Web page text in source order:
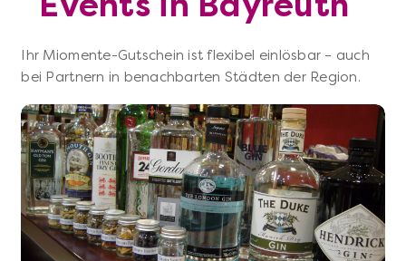
Ihr Miomente-Gutschein ist flexibel einlösbar – auch
bei Partnern in benachbarten Städten der Region.